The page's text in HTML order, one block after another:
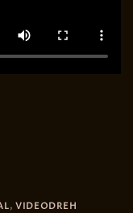
, VIDEODREH